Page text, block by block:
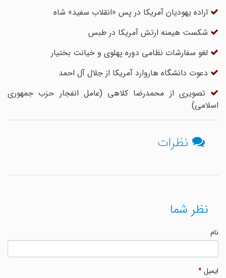
اراده یهودیان آمریکا در پس «انقلاب سفید» شاه
شکست هیمنه ارتش آمریکا در طبس
لغو سفارشات نظامی دوره پهلوی و خیانت بختیار
دعوت دانشگاه هاروارد آمریکا از جلال آل احمد
تصویری از محمدرضا کلاهی (عامل انفجار حزب جمهوری
اسلامی)
نظرات
نظر شما
ایمیل*